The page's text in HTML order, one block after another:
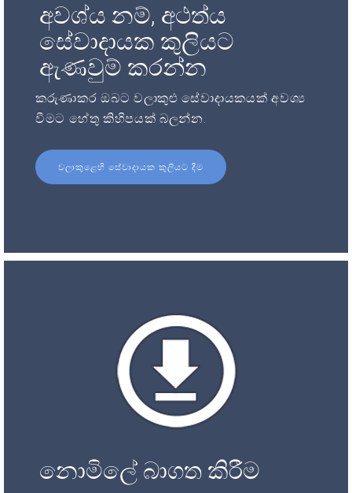
අවශ්ය නම්, අථත්ය
සේවාදායක කුලියට
ඇණවුම් කරන්න
කරුණාකර ඔබට වලාකුළු සේවාදායකයක් අවශ්‍ය
වීමට හේතු කිහිපයක් බලන්න.
වලාකුළෙහි සේවාදායක කුලියට දීම
නොමිලේ බාගත කිරීම